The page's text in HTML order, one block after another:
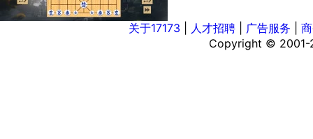
关于17173 人才招聘 广告服务 |
Copyright © 2001-